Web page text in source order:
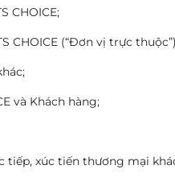
CHOICE;
CHOICE (“Đơn vị trực
và Khách hàng;
tiếp, xúc tiến thương mại